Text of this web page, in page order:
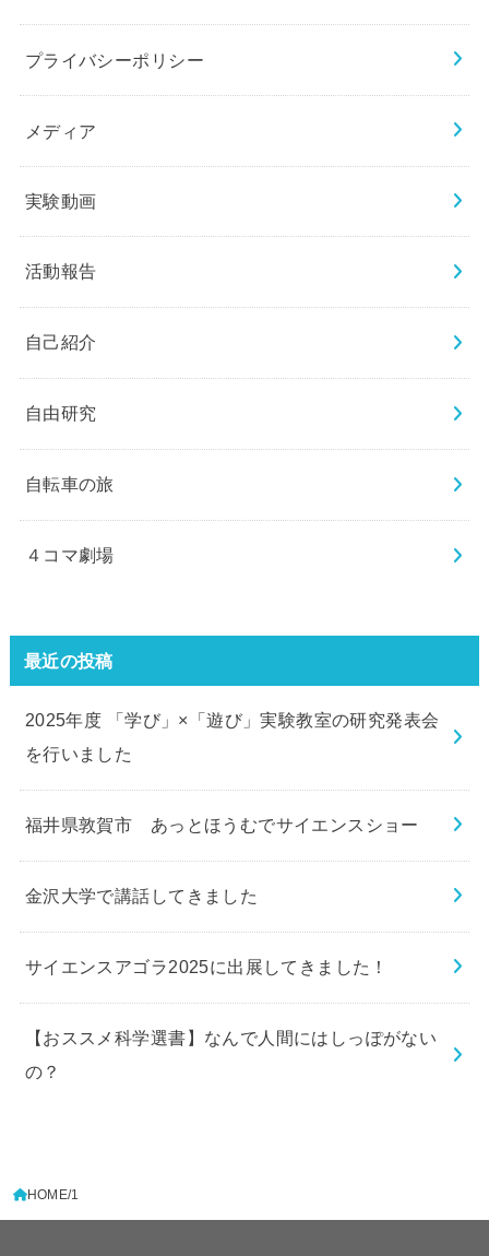
プライバシーポリシー
メディア
実験動画
活動報告
自己紹介
自由研究
自転車の旅
４コマ劇場
最近の投稿
2025年度 「学び」×「遊び」実験教室の研究発表会
を行いました
福井県敦賀市 あっとほうむでサイエンスショー
金沢大学で講話してきました
サイエンスアゴラ2025に出展してきました！
【おススメ科学選書】なんで人間にはしっぽがない
の？
HOME 1